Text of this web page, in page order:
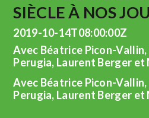
SIÈCLE À NOS
2019-10-14T08:00:00Z
Avec Béatrice Picon-
Perugia, Laurent Berger et
Avec Béatrice Picon-
Perugia, Laurent Berger et